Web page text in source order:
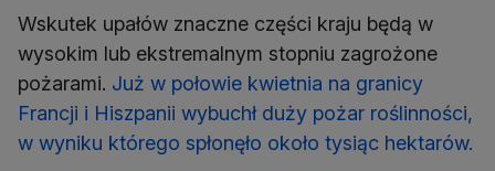
Wskutek upałów znaczne części kraju będą w
wysokim lub ekstremalnym stopniu zagrożone
pożarami. Już w połowie kwietnia na granicy
Francji i Hiszpanii wybuchł duży pożar roślinności,
w wyniku którego spłonęło około tysiąc hektarów.